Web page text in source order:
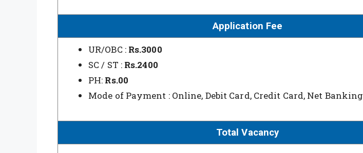
Application Fee
UR/OBC : Rs.3000
SC / ST : Rs.2400
PH: Rs.00
Mode of Payment : Online, Debit Card, Credit Card, Net Banking
Total Vacancy